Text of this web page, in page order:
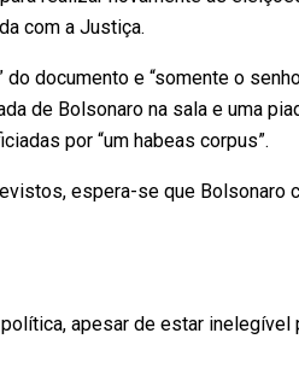
com a Justiça.
do documento e “somente o
de Bolsonaro na sala e uma
por “um habeas corpus”.
espera-se que Bolsonaro
apesar de estar